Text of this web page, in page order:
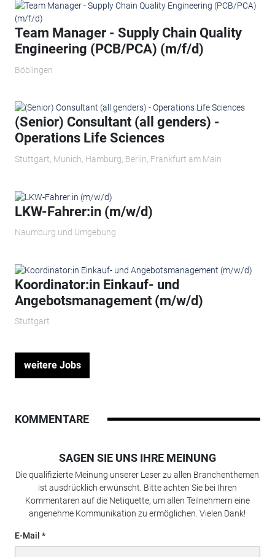
Team Manager - Supply Chain Quality
Engineering (PCB/PCA) (m/f/d)
Böblingen
(Senior) Consultant (all genders) -
Operations Life Sciences
Stuttgart, Munich, Hamburg, Berlin, Frankfurt am Main
LKW-Fahrer:in (m/w/d)
Naumburg und Umgebung
Koordinator:in Einkauf- und
Angebotsmanagement (m/w/d)
Stuttgart
weitere Jobs
KOMMENTARE
SAGEN SIE UNS IHRE MEINUNG
Die qualifizierte Meinung unserer Leser zu allen Branchenthemen
ist ausdrücklich erwünscht. Bitte achten Sie bei Ihren
Kommentaren auf die Netiquette, um allen Teilnehmern eine
angenehme Kommunikation zu ermöglichen. Vielen Dank!
E-Mail